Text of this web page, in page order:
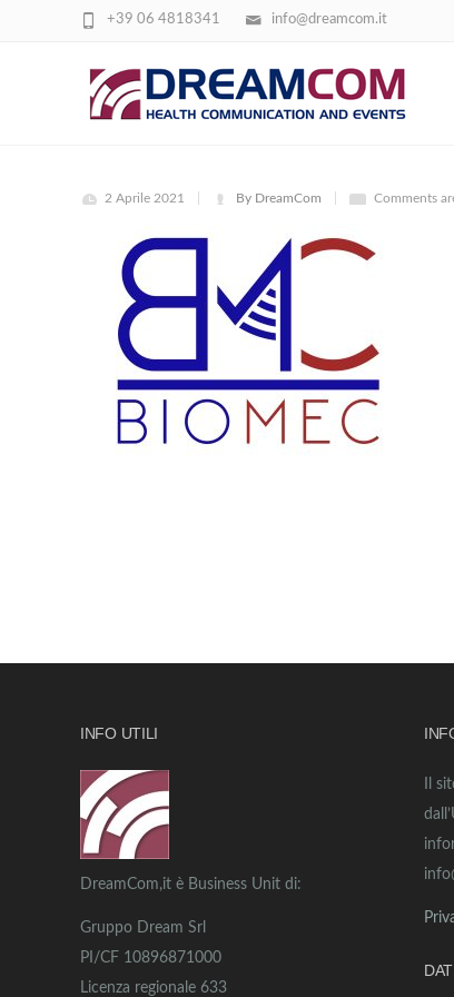
info@dreamcom.it
+39 06 4818341
LOGO-BIOMEC-NEW-1_TR
2 Aprile 2021 By DreamCom Comments
INFO UTILI
DreamCom,it è Business Unit di:
Gruppo Dream Srl
PI/CF 10896871000
Licenza regionale 633
Il